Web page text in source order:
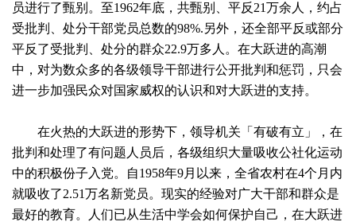
员进行了甄别。至1962年底，共甄别、平反21万余人，约占
受批判、处分干部党员总数的98%.另外，还全部平反或部分
平反了受批判、处分的群众22.9万多人。在大跃进的高潮
中，对为数众多的各级领导干部进行公开批判和惩罚，只会
进一步加强民众对国家威权的认识和对大跃进的支持。
在火热的大跃进的形势下，领导机关「有破有立」，在
批判和处理了有问题人员后，各级组织大量吸收公社化运动
中的积极份子入党。自1958年9月以来，全省农村在4个月内
就吸收了2.51万名新党员。现实的经验对广大干部和群众是
最好的教育。人们已从生活中学会如何保护自己，在大跃进